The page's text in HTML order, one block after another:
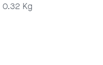
0.32 Kg